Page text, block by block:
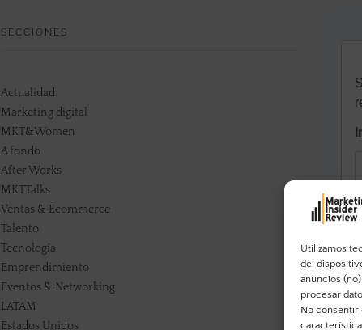
Utilizamos
del
anuncios
procesar
No consentir
SECCIONES
Actualidad
Marketing digital
MKT&Women
A fondo
After Works
MKTTalks
Ventas & Ecommerce
Talento
Tecnología
Emprendimiento
Eventos & Networking
LATAM
Estados Unidos